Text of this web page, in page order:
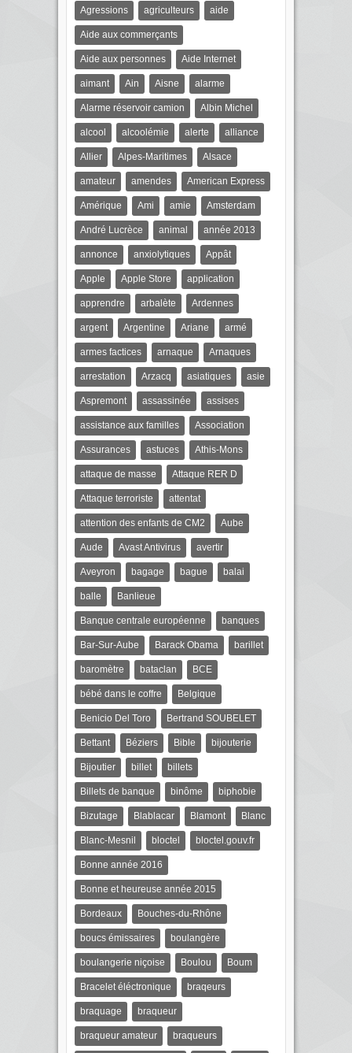
Agressions agriculteurs aide
Aide aux commerçants
Aide aux personnes Aide Internet
aimant Ain Aisne alarme
Alarme réservoir camion Albin Michel
alcool alcoolémie alerte alliance
Allier Alpes-Maritimes Alsace
amateur amendes American Express
Amérique Ami amie Amsterdam
André Lucrèce animal année 2013
annonce anxiolytiques Appât
Apple Apple Store application
apprendre arbalète Ardennes
argent Argentine Ariane armé
armes factices arnaque Arnaques
arrestation Arzacq asiatiques asie
Aspremont assassinée assises
assistance aux familles Association
Assurances astuces Athis-Mons
attaque de masse Attaque RER D
Attaque terroriste attentat
attention des enfants de CM2 Aube
Aude Avast Antivirus avertir
Aveyron bagage bague balai
balle Banlieue
Banque centrale européenne banques
Bar-Sur-Aube Barack Obama barillet
baromètre bataclan BCE
bébé dans le coffre Belgique
Benicio Del Toro Bertrand SOUBELET
Bettant Béziers Bible bijouterie
Bijoutier billet billets
Billets de banque binôme biphobie
Bizutage Blablacar Blamont Blanc
Blanc-Mesnil bloctel bloctel.gouv.fr
Bonne année 2016
Bonne et heureuse année 2015
Bordeaux Bouches-du-Rhône
boucs émissaires boulangère
boulangerie niçoise Boulou Boum
Bracelet éléctronique braqeurs
braquage braqueur
braqueur amateur braqueurs